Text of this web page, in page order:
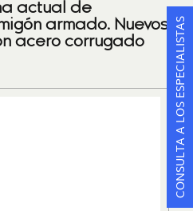
actual de
armado. Nuevos
acero corrugado
CONSULTA A LOS ESPECIALISTAS